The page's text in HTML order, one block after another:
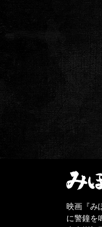
映画『み
に警鐘を